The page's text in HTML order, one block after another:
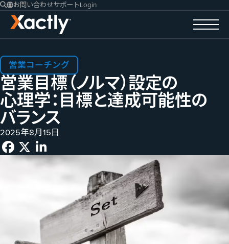
お問い合わせサポートLogin
営業コーチング
営業目標​（ノルマ）​設定の​
心理学：目標と​達成​可能性の​
バランス
2025年8月15日